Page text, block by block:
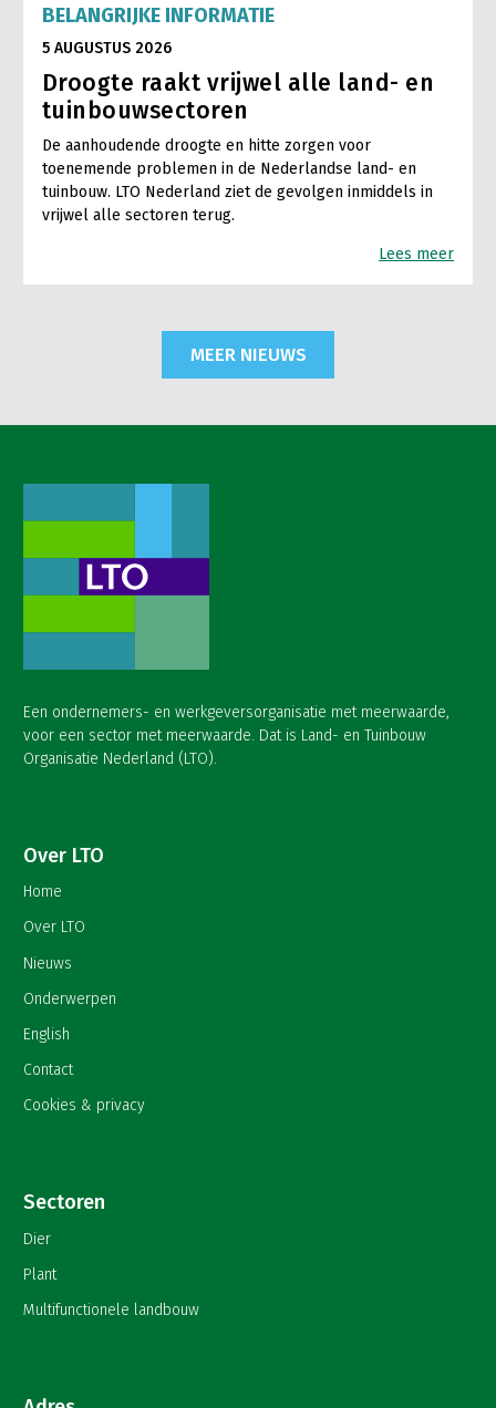
BELANGRIJKE INFORMATIE
5 AUGUSTUS 2026
Droogte raakt vrijwel alle land- en
tuinbouwsectoren
De aanhoudende droogte en hitte zorgen voor
toenemende problemen in de Nederlandse land- en
tuinbouw. LTO Nederland ziet de gevolgen inmiddels in
vrijwel alle sectoren terug.
Lees meer
MEER NIEUWS
Een ondernemers- en werkgeversorganisatie met meerwaarde,
voor een sector met meerwaarde. Dat is Land- en Tuinbouw
Organisatie Nederland (LTO).
Over LTO
Home
Over LTO
Nieuws
Onderwerpen
English
Contact
Cookies & privacy
Sectoren
Dier
Plant
Multifunctionele landbouw